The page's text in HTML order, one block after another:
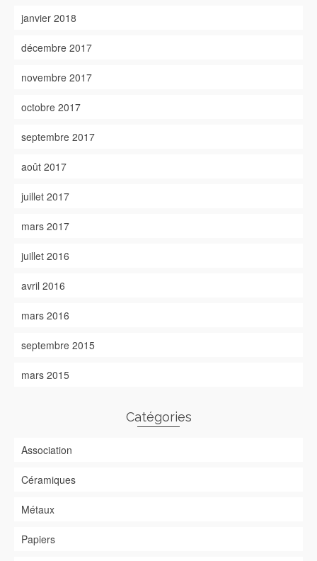
janvier 2018
décembre 2017
novembre 2017
octobre 2017
septembre 2017
août 2017
juillet 2017
mars 2017
juillet 2016
avril 2016
mars 2016
septembre 2015
mars 2015
Catégories
Association
Céramiques
Métaux
Papiers